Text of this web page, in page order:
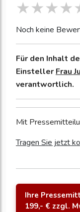
Noch keine
Für den Inhalt
Einsteller Frau
verantwortlich.
Mit
Tragen Sie jetzt
Ihre
199,- € zzgl.